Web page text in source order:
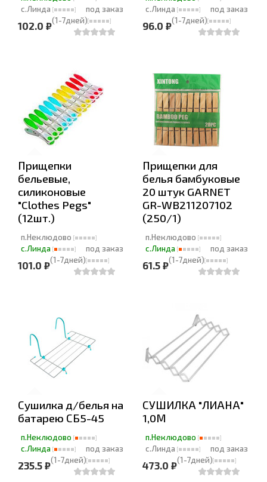
с.Линда
под заказ
(1-7дней)
102.0 ₽
с.Линда
под заказ
(1-7дней)
96.0 ₽
Прищепки
бельевые,
силиконовые
"Clothes Pegs"
(12шт.)
п.Неклюдово
с.Линда
под заказ
(1-7дней)
101.0 ₽
Прищепки для
белья бамбуковые
20 штук GARNET
GR-WB211207102
(250/1)
п.Неклюдово
с.Линда
под заказ
(1-7дней)
61.5 ₽
Сушилка д/белья на
батарею СБ5-45
п.Неклюдово
с.Линда
под заказ
(1-7дней)
235.5 ₽
СУШИЛКА "ЛИАНА"
1,0М
п.Неклюдово
с.Линда
под заказ
(1-7дней)
473.0 ₽